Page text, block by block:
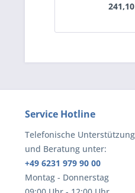
Service Hotline
Telefonische Unterstützung
und Beratung unter:
+49 6231 979 90 00
Montag - Donnerstag